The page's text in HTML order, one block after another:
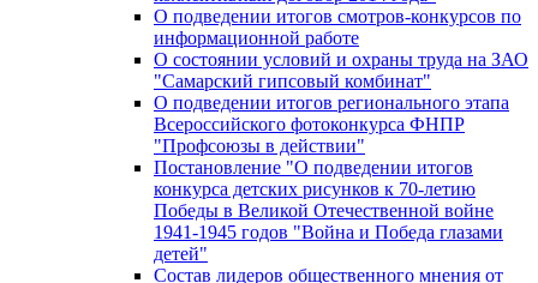
О подведении итогов смотров-конкурсов по
информационной работе
О состоянии условий и охраны труда на ЗАО
"Самарский гипсовый комбинат"
О подведении итогов регионального этапа
Всероссийского фотоконкурса ФНПР
"Профсоюзы в действии"
Постановление "О подведении итогов
конкурса детских рисунков к 70-летию
Победы в Великой Отечественной войне
1941-1945 годов "Война и Победа глазами
детей"
Состав лидеров общественного мнения от